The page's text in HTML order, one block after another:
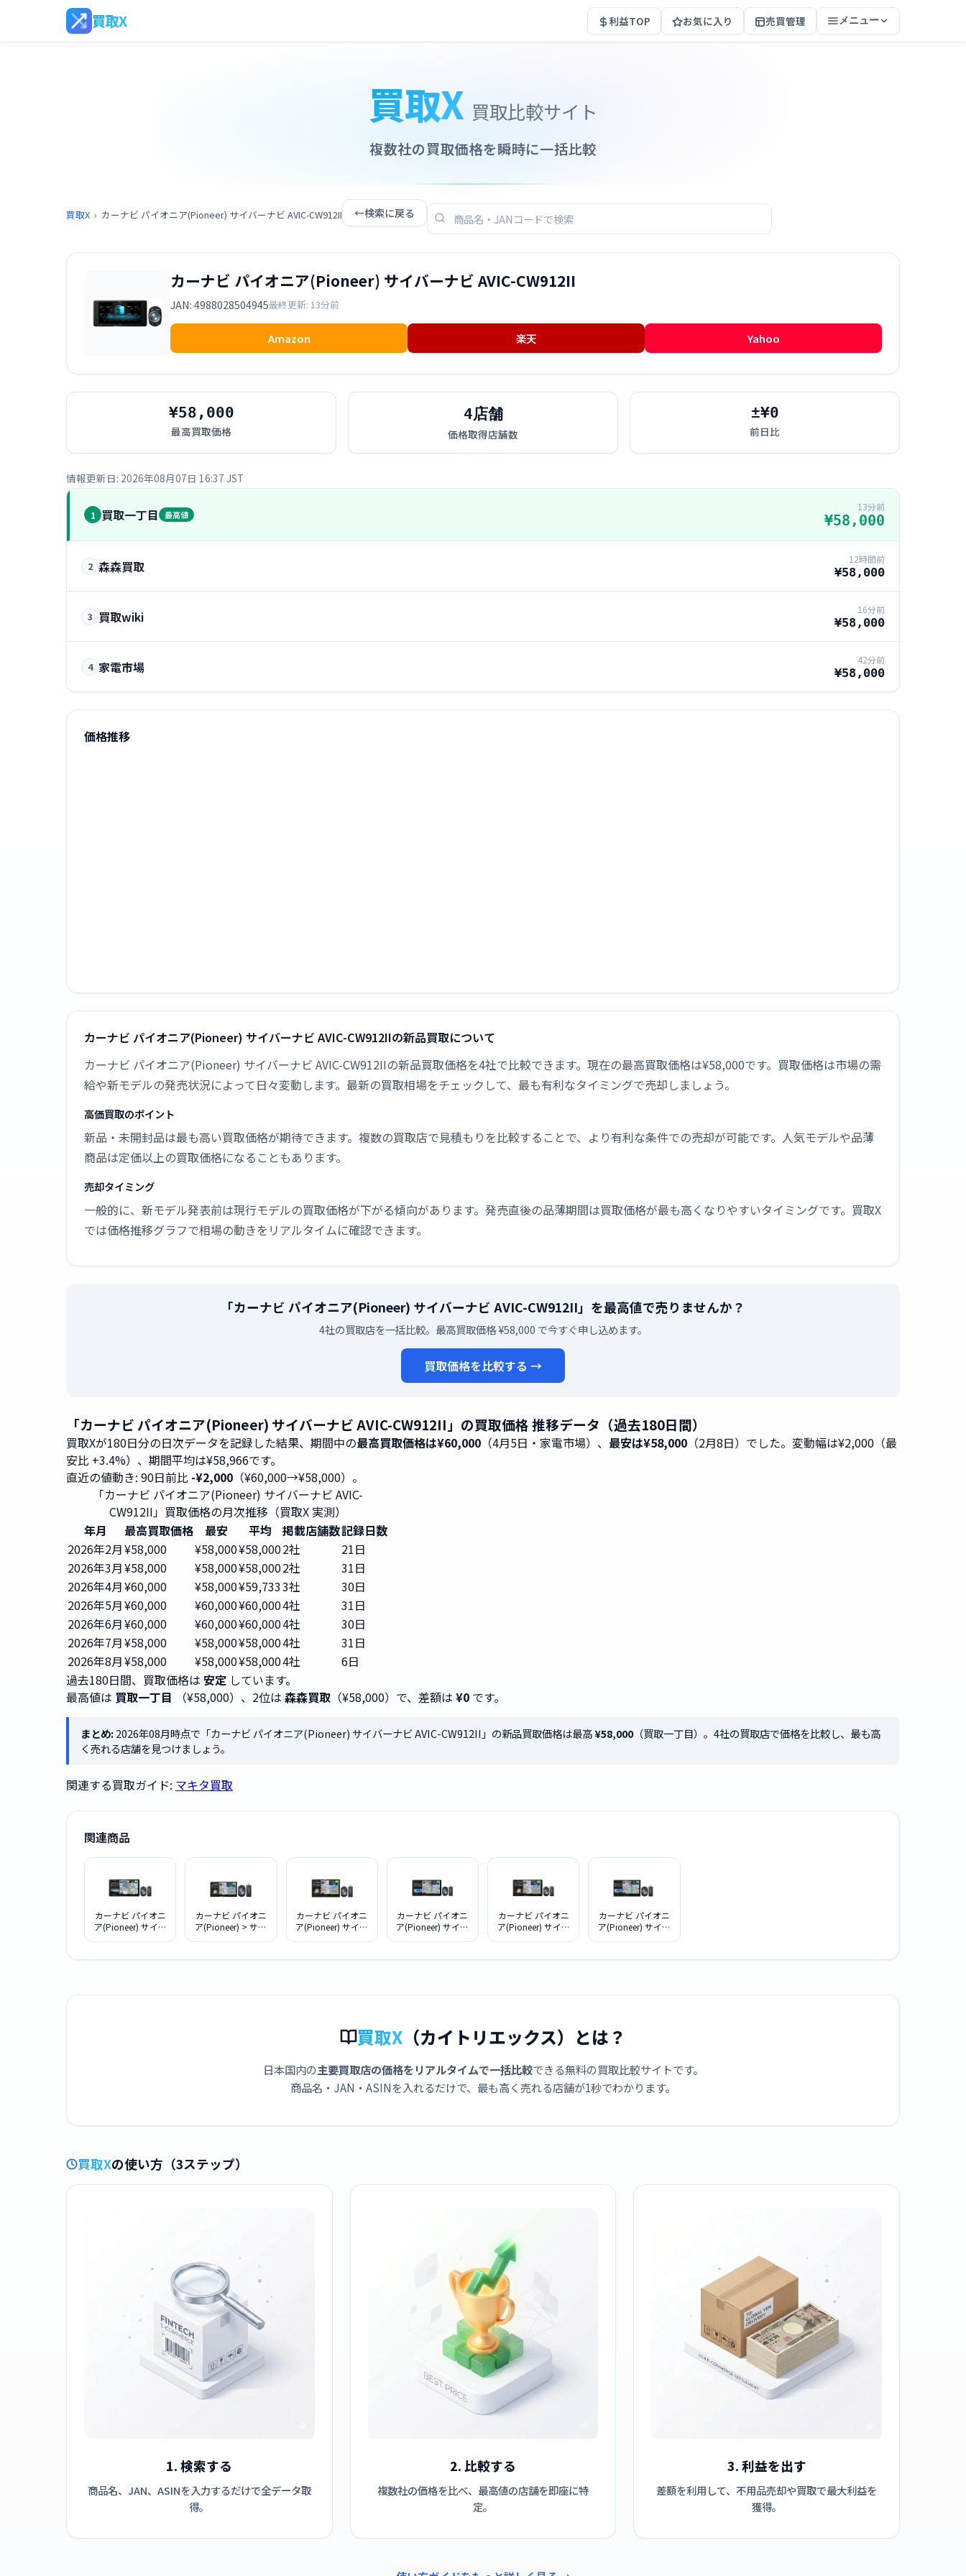
買取X 利益TOP お気に入り 売買管理 メニュー
買取X 買取比較サイト
複数社の買取価格を瞬時に一括比較
買取X › カーナビ パイオニア(Pioneer) サイバーナビ AVIC-CW912II ←検索に戻る
カーナビ パイオニア(Pioneer) サイバーナビ AVIC-CW912II
JAN: 4988028504945最終更新: 13分前
Amazon 楽天 Yahoo
¥58,000
最高買取価格
4店舗
価格取得店舗数
±¥0
前日比
情報更新日: 2026年08月07日 16:37 JST
1 買取一丁目 最高値
13分前
¥58,000
2 森森買取 12時間前
¥58,000
3 買取wiki 16分前
¥58,000
4 家電市場 42分前
¥58,000
価格推移
カーナビ パイオニア(Pioneer) サイバーナビ AVIC-CW912IIの新品買取について
カーナビ パイオニア(Pioneer) サイバーナビ AVIC-CW912IIの新品買取価格を4社で比較できます。現在の最高買取価格は¥58,000です。買取価格は市場の需
給や新モデルの発売状況によって日々変動します。最新の買取相場をチェックして、最も有利なタイミングで売却しましょう。
高価買取のポイント
新品・未開封品は最も高い買取価格が期待できます。複数の買取店で見積もりを比較することで、より有利な条件での売却が可能です。人気モデルや品薄
商品は定価以上の買取価格になることもあります。
売却タイミング
一般的に、新モデル発表前は現行モデルの買取価格が下がる傾向があります。発売直後の品薄期間は買取価格が最も高くなりやすいタイミングです。買取X
では価格推移グラフで相場の動きをリアルタイムに確認できます。
「カーナビ パイオニア(Pioneer) サイバーナビ AVIC-CW912II」を最高値で売りませんか？
4社の買取店を一括比較。最高買取価格 ¥58,000 で今すぐ申し込めます。
買取価格を比較する →
「カーナビ パイオニア(Pioneer) サイバーナビ AVIC-CW912II」の買取価格 推移データ（過去180日間）
買取Xが180日分の日次データを記録した結果、期間中の最高買取価格は¥60,000 （4月5日・家電市場）、 最安は¥58,000 （2月8日）でした。変動幅は¥2,000（最
安比 +3.4%）、期間平均は¥58,966です。
直近の値動き: 90日前比 -¥2,000 （¥60,000→¥58,000）。
「カーナビ パイオニア(Pioneer) サイバーナビ AVIC-
CW912II」買取価格の月次推移（買取X 実測）
年月
最高買取価格 最安 平均 掲載店舗数記録日数
2026年2月¥58,000 ¥58,000¥58,0002社
21日
2026年3月¥58,000 ¥58,000¥58,0002社
31日
2026年4月¥60,000 ¥58,000¥59,7333社
30日
2026年5月¥60,000 ¥60,000¥60,0004社
31日
2026年6月¥60,000 ¥60,000¥60,0004社
30日
2026年7月¥58,000 ¥58,000¥58,0004社
31日
2026年8月¥58,000 ¥58,000¥58,0004社
6日
過去180日間、買取価格は 安定 しています。
最高値は 買取一丁目 （¥58,000）、2位は 森森買取 （¥58,000）で、差額は ¥0 です。
まとめ:2026年08月時点で「カーナビ パイオニア(Pioneer) サイバーナビ AVIC-CW912II」の新品買取価格は最高¥58,000（買取一丁目）。4社の買取店で価格を比較し、最も高
く売れる店舗を見つけましょう。
関連する買取ガイド: マキタ買取
関連商品
カーナビ パイオニ
ア(Pioneer) サイバ
カーナビ パイオニ
ア(Pioneer) > サイ
カーナビ パイオニ
ア(Pioneer) サイバ
カーナビ パイオニ
ア(Pioneer) サイバ
カーナビ パイオニ
ア(Pioneer) サイバ
カーナビ パイオニ
ア(Pioneer) サイバ
買取X （カイトリエックス）とは？
日本国内の主要買取店の価格をリアルタイムで一括比較できる無料の買取比較サイトです。
商品名・JAN・ASINを入れるだけで、最も高く売れる店舗が1秒でわかります。
買取Xの使い方（3ステップ）
1. 検索する
商品名、JAN、ASINを入力するだけで全データ取
得。
2. 比較する
複数社の価格を比べ、最高値の店舗を即座に特
定。
3. 利益を出す
差額を利用して、不用品売却や買取で最大利益を
獲得。